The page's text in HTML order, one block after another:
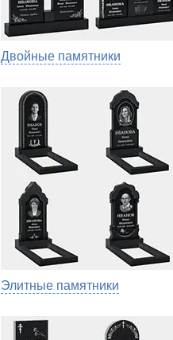
Двойные памятники
Элитные памятники